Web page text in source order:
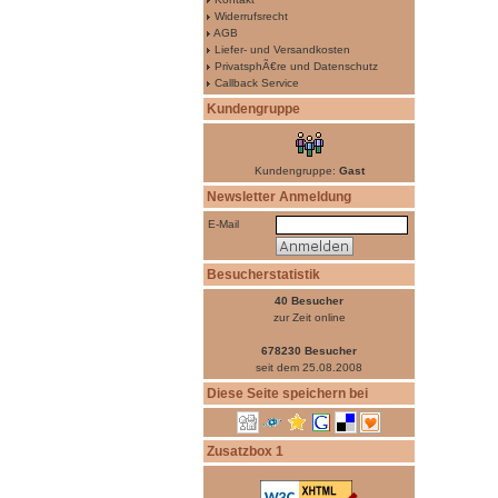
Widerrufsrecht
AGB
Liefer- und Versandkosten
PrivatsphÃ€re und Datenschutz
Callback Service
Kundengruppe
Kundengruppe: Gast
Newsletter Anmeldung
E-Mail
Besucherstatistik
40 Besucher
zur Zeit online
678230 Besucher
seit dem 25.08.2008
Diese Seite speichern bei
Zusatzbox 1